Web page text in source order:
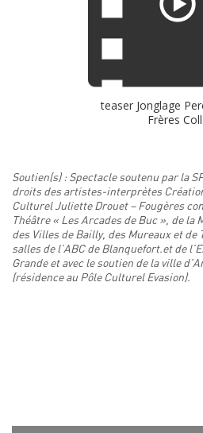
teaser Jonglage
Frères
Soutien(s) : Spectacle soutenu par la
droits des artistes-interprètes
Culturel Juliette Drouet – Fougères
Théâtre « Les Arcades de Buc », de la
des Villes de Bailly, des Mureaux et
salles de l’ABC de Blanquefort.et de
Grande et avec le soutien de la ville
(résidence au Pôle Culturel Evasion).